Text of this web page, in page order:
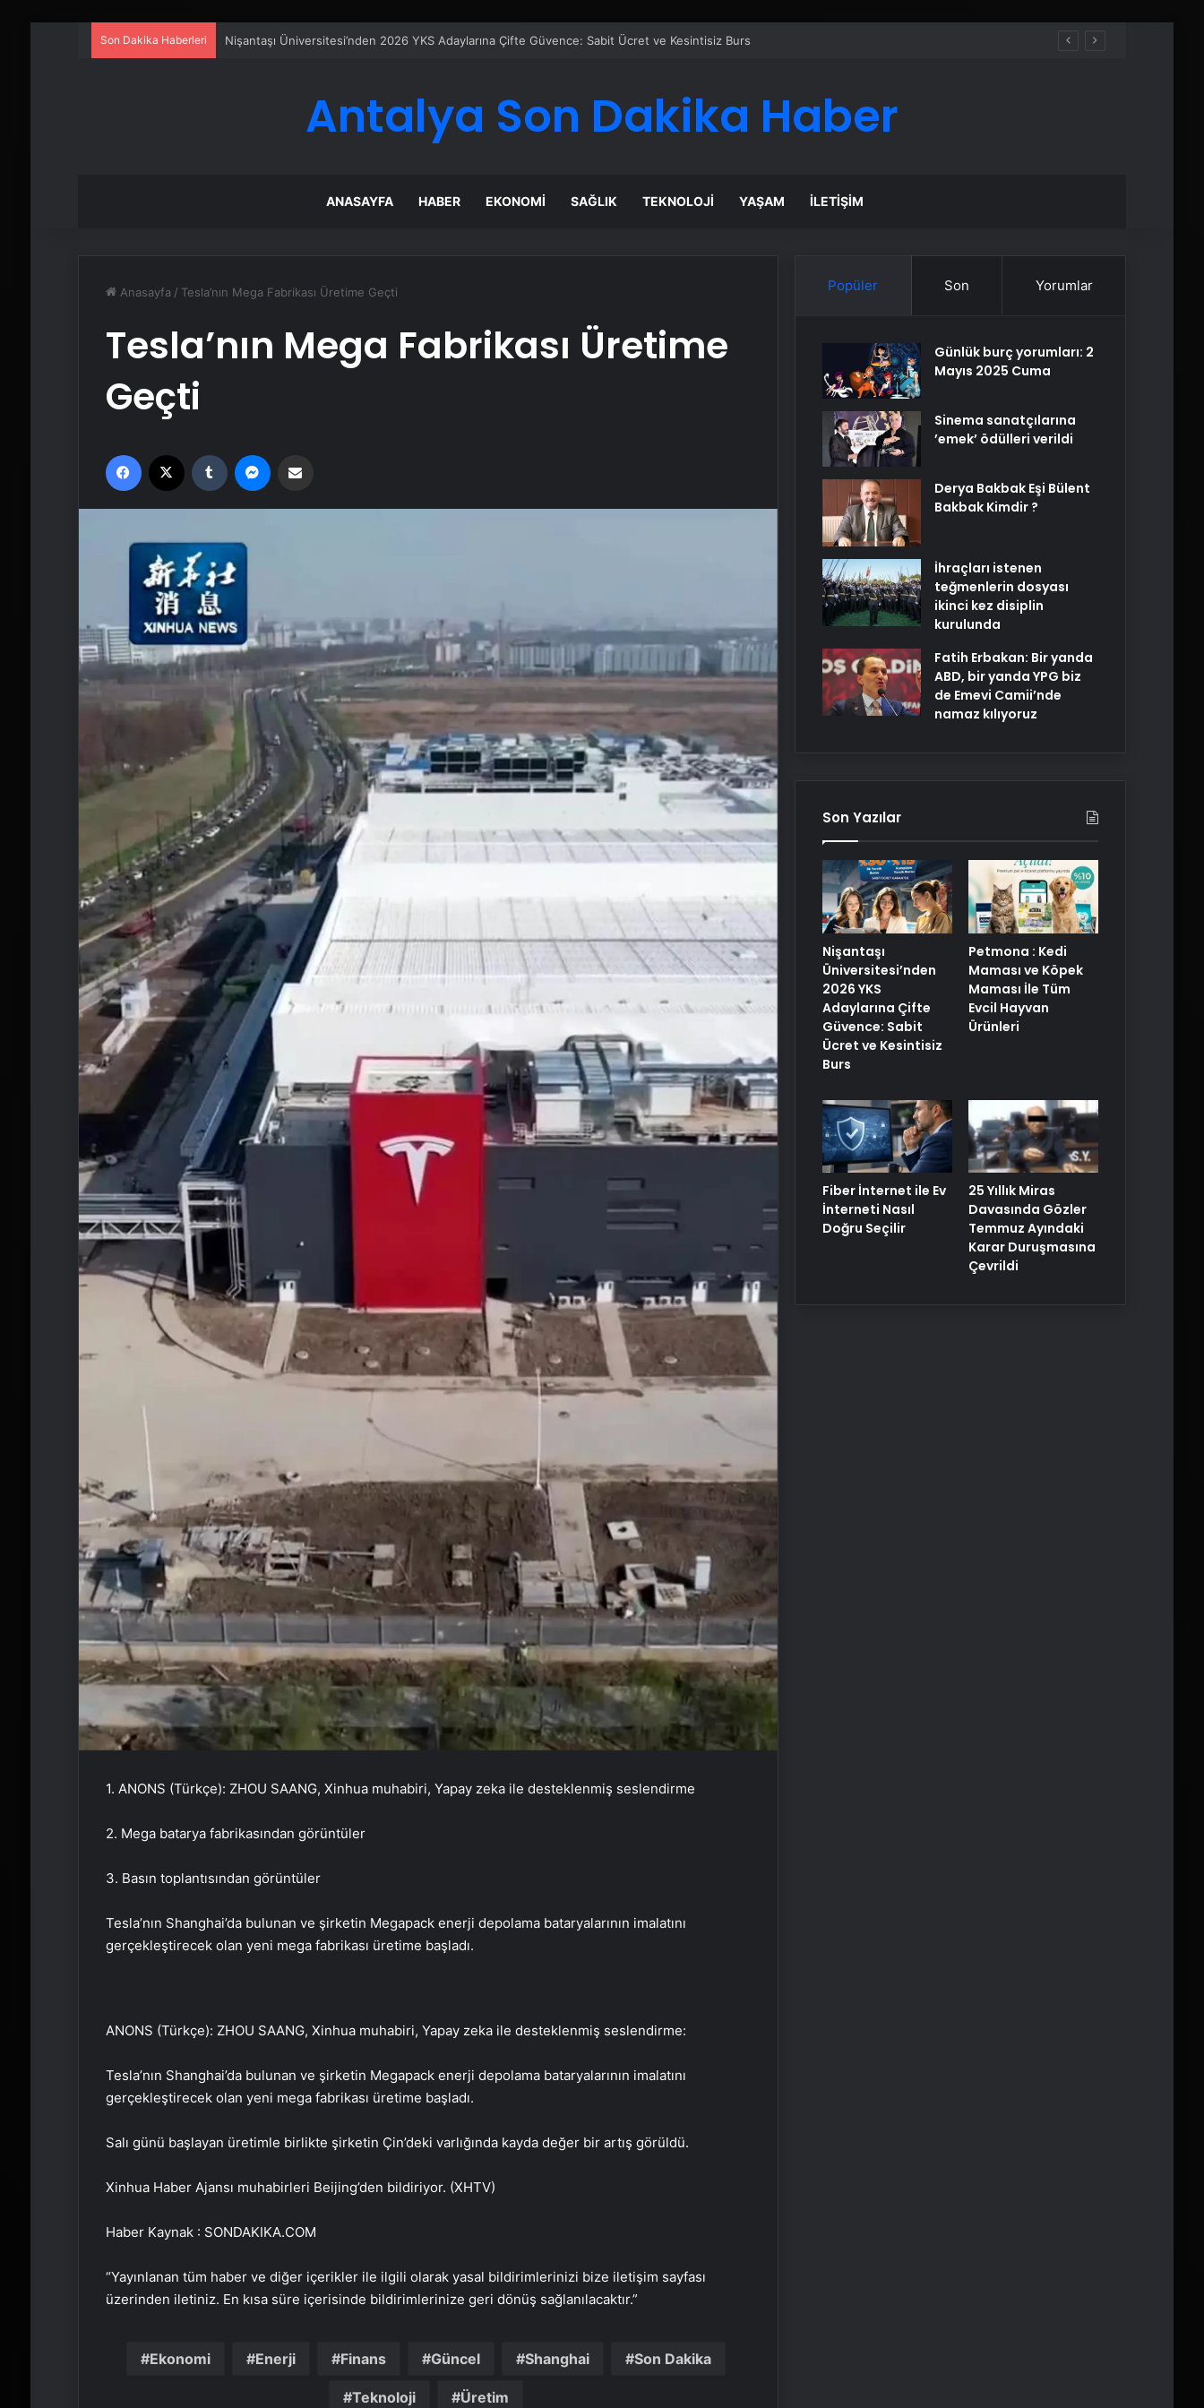
Son Dakika Haberleri Nişantaşı Üniversitesi’nden 2026 YKS Adaylarına Çifte Güvence: Sabit Ücret ve Kesintisiz Burs
Antalya Son Dakika Haber
ANASAYFA HABER EKONOMI SAĞLIK TEKNOLOJI YAŞAM İLETIŞIM
Anasayfa / Tesla’nın Mega Fabrikası Üretime Geçti
Tesla’nın Mega Fabrikası Üretime
Geçti
Facebook Tumblr
1. ANONS (Türkçe): ZHOU SAANG, Xinhua muhabiri, Yapay zeka ile desteklenmiş seslendirme
2. Mega batarya fabrikasından görüntüler
3. Basın toplantısından görüntüler
Tesla’nın Shanghai’da bulunan ve şirketin Megapack enerji depolama bataryalarının imalatını
gerçekleştirecek olan yeni mega fabrikası üretime başladı.
ANONS (Türkçe): ZHOU SAANG, Xinhua muhabiri, Yapay zeka ile desteklenmiş seslendirme:
Tesla’nın Shanghai’da bulunan ve şirketin Megapack enerji depolama bataryalarının imalatını
gerçekleştirecek olan yeni mega fabrikası üretime başladı.
Salı günü başlayan üretimle birlikte şirketin Çin’deki varlığında kayda değer bir artış görüldü.
Xinhua Haber Ajansı muhabirleri Beijing’den bildiriyor. (XHTV)
Haber Kaynak : SONDAKIKA.COM
“Yayınlanan tüm haber ve diğer içerikler ile ilgili olarak yasal bildirimlerinizi bize iletişim sayfası
üzerinden iletiniz. En kısa süre içerisinde bildirimlerinize geri dönüş sağlanılacaktır.”
Ekonomi Enerji Finans Güncel Shanghai Son Dakika
Teknoloji Üretim
Rehberi
Popüler Son Yorumlar
Günlük burç yorumları: 2
Mayıs 2025 Cuma
Sinema sanatçılarına
’emek’ ödülleri verildi
Derya Bakbak Eşi Bülent
Bakbak Kimdir ?
İhraçları istenen
teğmenlerin dosyası
ikinci kez disiplin
kurulunda
Fatih Erbakan: Bir yanda
ABD, bir yanda YPG biz
de Emevi Camii’nde
namaz kılıyoruz
Son Yazılar
Nişantaşı
Üniversitesi’nden
2026 YKS
Adaylarına Çifte
Güvence: Sabit
Ücret ve Kesintisiz
Burs
Petmona : Kedi
Maması ve Köpek
Maması İle Tüm
Evcil Hayvan
Ürünleri
Fiber İnternet ile Ev
İnterneti Nasıl
Doğru Seçilir
25 Yıllık Miras
Davasında Gözler
Temmuz Ayındaki
Karar Duruşmasına
Çevrildi